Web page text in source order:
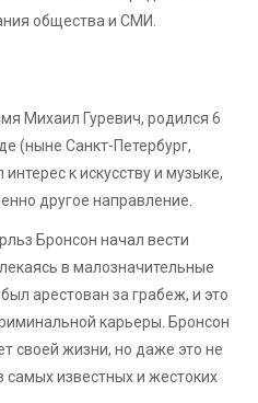
общества и СМИ.
Михаил Гуревич, родился 6
(ныне Санкт-Петербург,
к искусству и музыке,
другое направление.
Бронсон начал вести
в малозначительные
арестован за грабеж, и это
карьеры. Бронсон
своей жизни, но даже это не
известных и жестоких